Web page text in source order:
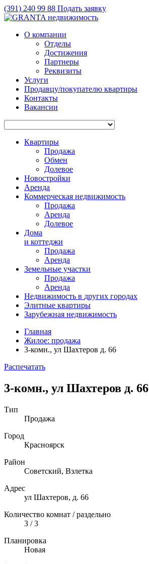
(391) 240 99 88 Подать заявку
О компании
Отделы
Достижения
Партнеры
Реквизиты
Услуги
Продавцу/покупателю квартиры
Контакты
Вакансии
Квартиры
Продажа
Обмен
Долевое
Новостройки
Аренда
Коммерческая недвижимость
Продажа
Аренда
Долевое
Дома
и коттеджи
Продажа
Аренда
Земельные участки
Продажа
Аренда
Недвижимость в других городах
Элитные квартиры
Зарубежная недвижимость
Главная
Жилое: продажа
3-комн., ул Шахтеров д. 66
Распечатать
3-комн., ул Шахтеров д. 66
Тип
Продажа
Город
Красноярск
Район
Советский, Взлетка
Адрес
ул Шахтеров, д. 66
Количество комнат / раздельно
3 / 3
Планировка
Новая